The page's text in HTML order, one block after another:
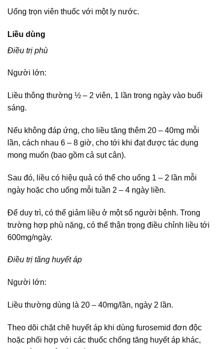
Uống trọn viên thuốc với một ly nước.
Liều dùng
Điều trị phù
Người lớn:
Liều thông thường ½ – 2 viên, 1 lần trong ngày vào buổi
sáng.
Nếu không đáp ứng, cho liều tăng thêm 20 – 40mg mỗi
lần, cách nhau 6 – 8 giờ, cho tới khi đạt được tác dụng
mong muốn (bao gồm cả sụt cân).
Sau đó, liều có hiệu quả có thể cho uống 1 – 2 lần mỗi
ngày hoặc cho uống mỗi tuần 2 – 4 ngày liền.
Để duy trì, có thể giảm liều ở một số người bệnh. Trong
trường hợp phù nặng, có thể thận trọng điều chỉnh liều tới
600mg/ngày.
Điều trị tăng huyết áp
Người lớn:
Liều thường dùng là 20 – 40mg/lần, ngày 2 lần.
Theo dõi chặt chẽ huyết áp khi dùng furosemid đơn độc
hoặc phối hợp với các thuốc chống tăng huyết áp khác,